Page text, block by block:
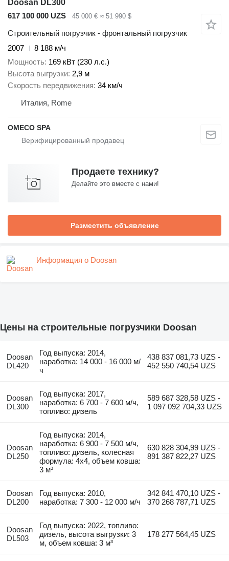
Doosan DL300
617 100 000 UZS
45 000 € ≈ 51 990 $
Строительный погрузчик - фронтальный погрузчик
2007
8 188 м/ч
Мощность 169 кВт (230 л.с.)
Высота выгрузки 2,9 м
Скорость передвижения 34 км/ч
Италия, Rome
OMECO SPA
Продаете технику?
Делайте это вместе с нами!
Разместить объявление
Информация о Doosan
Цены на строительные погрузчики Doosan
Doosan
DL420
Год выпуска: 2014,
наработка: 14 000 - 16 000 м/
ч
438 837 081,73 UZS -
452 550 740,54 UZS
Doosan
DL300
Год выпуска: 2017,
наработка: 6 700 - 7 600 м/ч,
топливо: дизель
589 687 328,58 UZS -
1 097 092 704,33 UZS
Doosan
DL250
Год выпуска: 2014,
наработка: 6 900 - 7 500 м/ч,
топливо: дизель, колесная
формула: 4x4, объем ковша:
3 м³
630 828 304,99 UZS -
891 387 822,27 UZS
Doosan
DL200
Год выпуска: 2010,
наработка: 7 300 - 12 000 м/ч
342 841 470,10 UZS -
370 268 787,71 UZS
Doosan
DL503
Год выпуска: 2022, топливо:
дизель, высота выгрузки: 3
м, объем ковша: 3 м³
178 277 564,45 UZS